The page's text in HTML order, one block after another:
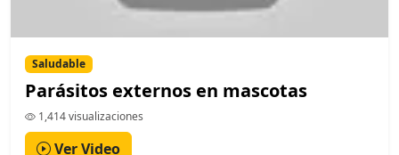
Saludable
Parásitos externos en mascotas
1,414 visualizaciones
Ver Video